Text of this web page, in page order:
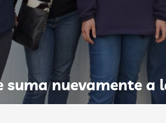
suma nuevamente a